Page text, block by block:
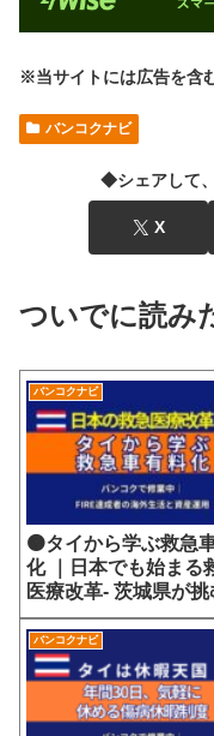
※当サイトには広告を含
バンコクナビ
◆シェアして
X
ついでに読み
バンコクナビ
🟠タイから学ぶ救急
化 ｜日本でも始まる
医療改革- 茨城県が挑
7700円の選定療養費
す医療サービスの未来
バンコクナビ